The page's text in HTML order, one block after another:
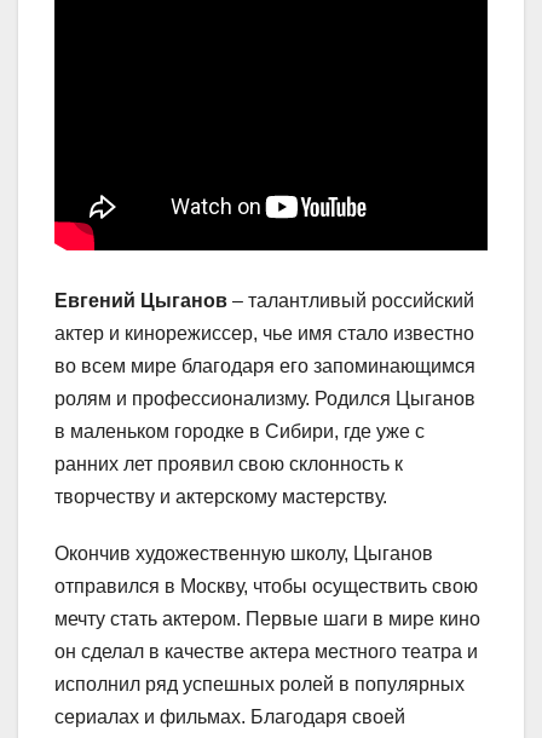
Евгений Цыганов – талантливый российский
актер и кинорежиссер, чье имя стало известно
во всем мире благодаря его запоминающимся
ролям и профессионализму. Родился Цыганов
в маленьком городке в Сибири, где уже с
ранних лет проявил свою склонность к
творчеству и актерскому мастерству.
Окончив художественную школу, Цыганов
отправился в Москву, чтобы осуществить свою
мечту стать актером. Первые шаги в мире кино
он сделал в качестве актера местного театра и
исполнил ряд успешных ролей в популярных
сериалах и фильмах. Благодаря своей